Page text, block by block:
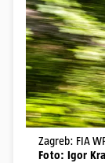
Zagreb: FIA
Foto: Igor